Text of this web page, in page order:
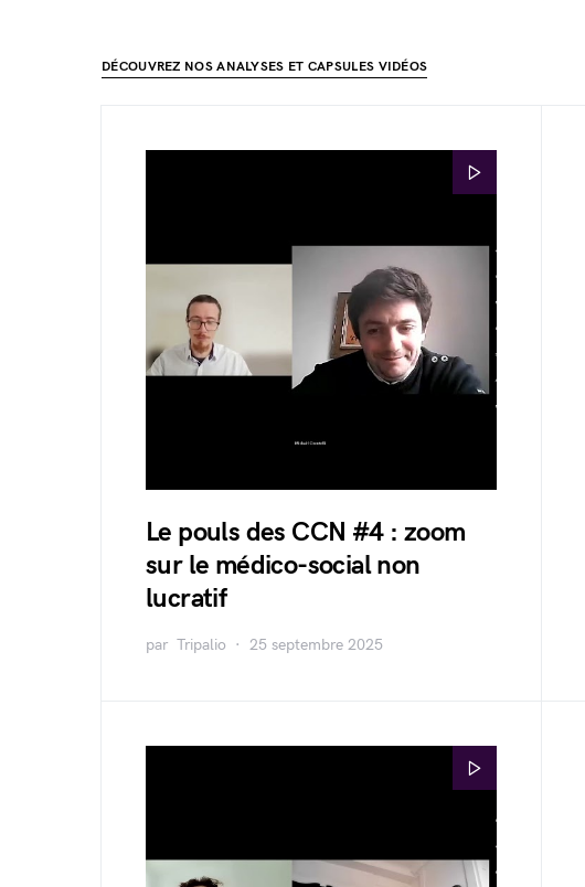
DÉCOUVREZ NOS ANALYSES ET CAPSULES VIDÉOS
Le pouls des CCN #4 : zoom
sur le médico-social non
lucratif
par Tripalio 25 septembre 2025